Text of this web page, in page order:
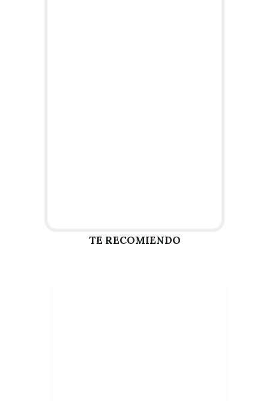
TE RECOMIENDO